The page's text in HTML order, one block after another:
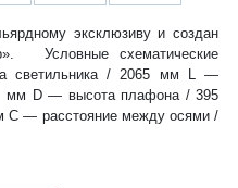
эксклюзиву и создан
Условные схематические
светильника / 2065 мм L —
мм D — высота плафона / 395
— расстояние между осями /